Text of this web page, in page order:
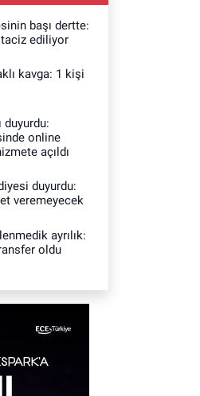
başı dertte:
ediliyor
kavga: 1 kişi
duyurdu:
online
açıldı
duyurdu:
veremeyecek
ayrılık:
oldu